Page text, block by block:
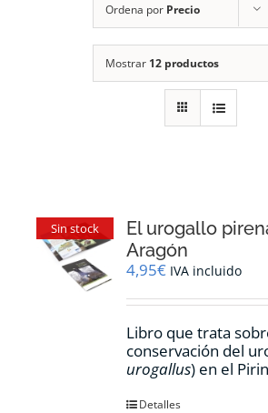
CONTACTO
CARRITO
Ordena por Precio
Mostrar 12 productos
Sin stock
El urogallo
Aragón
4,95€ IVA incluido
Libro que trata
conservación del
urogallus) en el
Detalles